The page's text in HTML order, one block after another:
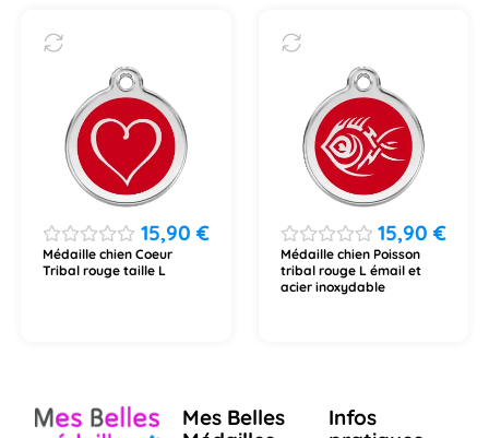
15,90 €
Médaille chien Coeur
Tribal rouge taille L
15,90€
Médaille chien Poisson
tribal rouge L émail et
acier inoxydable
Mes Belles
Infos